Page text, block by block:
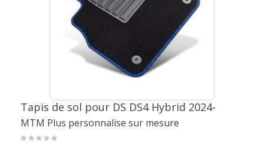
Tapis de sol pour DS DS4 Hybrid 2024-
MTM Plus personnalise sur mesure